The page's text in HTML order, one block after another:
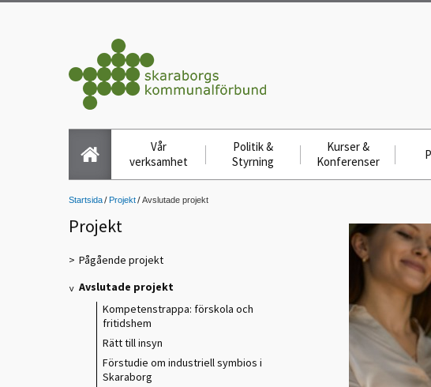
Vår
verksamhet
Politik &
Styrning
Kurser &
Konferenser
Startsida Projekt Avslutade projekt
Projekt
Pågående projekt
Avslutade projekt
Kompetenstrappa: förskola och
fritidshem
Rätt till insyn
Förstudie om industriell symbios i
Skaraborg